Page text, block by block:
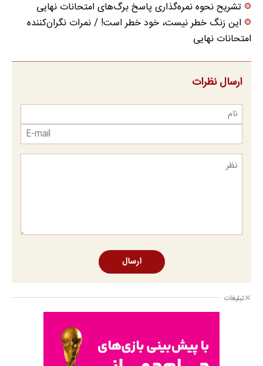
تشریح نحوه نمره‌گذاری پاسخ برگ‌های امتحانات نهایی
این زنگ خطر نیست، خود خطر است! / نمرات نگران‌کننده
امتحانات نهایی
ارسال نظرات
ارسال
تبلیغات